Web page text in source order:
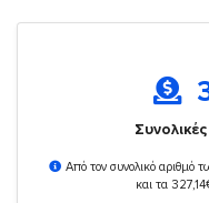
Από τον συνολικό αριθμό
και τα